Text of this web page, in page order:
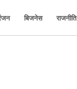
बिजनेस राजनीति